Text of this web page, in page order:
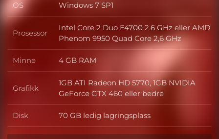
OS OS
Windows 7 SP1
Prosessor Prosessor
Intel Core 2 Duo E4700 2.6 GHz eller AMD
Phenom 9950 Quad Core 2,6 GHz
Minne Minne
4 GB RAM
Grafikk Grafikk
1GB ATI Radeon HD 5770, 1GB NVIDIA
GeForce GTX 460 eller bedre
Disk Disk
70 GB ledig lagringsplass